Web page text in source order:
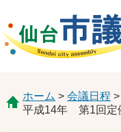
ホーム > 会議日程 >
平成14年 第1回